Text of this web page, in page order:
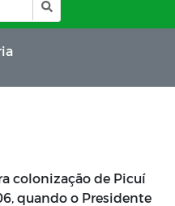
colonização de Picuí
quando o Presidente